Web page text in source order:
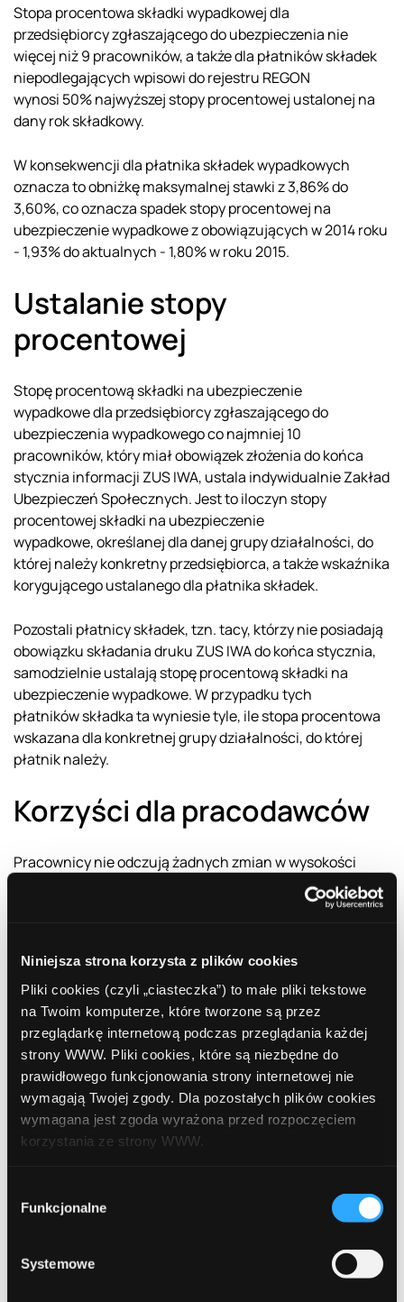
Niniejsza strona korzysta z plików cookies
Pliki cookies (czyli „ciasteczka”) to małe pliki tekstowe
na Twoim komputerze, które tworzone są przez
przeglądarkę internetową podczas przeglądania każdej
strony WWW. Pliki cookies, które są niezbędne do
prawidłowego funkcjonowania strony internetowej nie
wymagają Twojej zgody. Dla pozostałych plików cookies
wymagana jest zgoda wyrażona przed rozpoczęciem
korzystania ze strony WWW.
formy korzystania z plików cookies. Więcej:
Polityka
zgody
Funkcjonalne
Systemowe
Stopa procentowa składki wypadkowej dla
przedsiębiorcy zgłaszającego do ubezpieczenia nie
więcej niż 9 pracowników, a także dla płatników składek
niepodlegających wpisowi do rejestru REGON
wynosi 50% najwyższej stopy procentowej ustalonej na
dany rok składkowy.
W konsekwencji dla płatnika składek wypadkowych
oznacza to obniżkę maksymalnej stawki z 3,86% do
3,60%, co oznacza spadek stopy procentowej na
ubezpieczenie wypadkowe z obowiązujących w 2014 roku
- 1,93% do aktualnych - 1,80% w roku 2015.
Ustalanie stopy
procentowej
Stopę procentową składki na ubezpieczenie
wypadkowe dla przedsiębiorcy zgłaszającego do
ubezpieczenia wypadkowego co najmniej 10
pracowników, który miał obowiązek złożenia do końca
stycznia informacji ZUS IWA, ustala indywidualnie Zakład
Ubezpieczeń Społecznych. Jest to iloczyn stopy
procentowej składki na ubezpieczenie
wypadkowe, określanej dla danej grupy działalności, do
której należy konkretny przedsiębiorca, a także wskaźnika
korygującego ustalanego dla płatnika składek.
Pozostali płatnicy składek, tzn. tacy, którzy nie posiadają
obowiązku składania druku ZUS IWA do końca stycznia,
samodzielnie ustalają stopę procentową składki na
ubezpieczenie wypadkowe. W przypadku tych
płatników składka ta wyniesie tyle, ile stopa procentowa
wskazana dla konkretnej grupy działalności, do której
płatnik należy.
Korzyści dla pracodawców
Pracownicy nie odczują żadnych zmian w wysokości
swojego wynagrodzenia w związku ze zmianą składki
wypadkowej, ponieważ cały koszt ubezpieczenia
kilkudziesięciozłotową obniżkę kosztów w skali miesiąca
z tytułu odprowadzanych składek ZUS za siebie i
pracowników.
Składka przedsiębiorcy obniżyła się z poziomu 45,85 zł do
42,76 zł. Obniżka wyniesie zaledwie 3,09 zł, jednak sama
składka wypadkowa także nie jest wysoka. W przypadku
pracowników wysokość tej składki jest uzależniona od
poziomu ich wynagrodzenia.
Jak bezpiecznie płacić kartą i telefonem za